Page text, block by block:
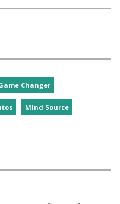
Changer
Mind Source